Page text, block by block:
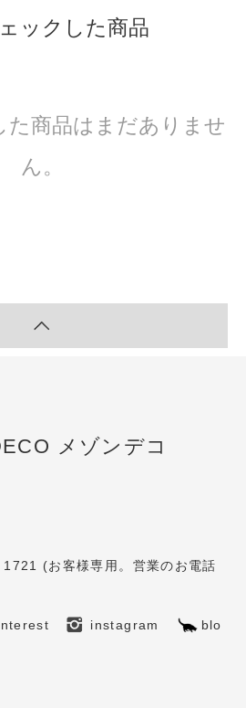
ックした商品
た商品はまだありませ
ん。
メゾンデコ
(お客様専用。営業のお電話
instagram
blo